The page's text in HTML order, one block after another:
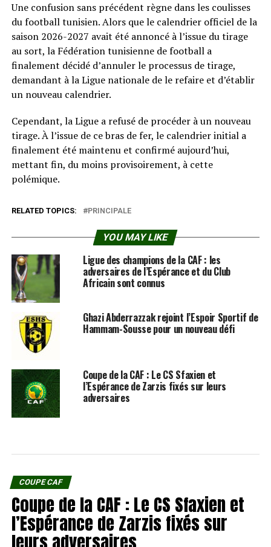
Une confusion sans précédent règne dans les coulisses
du football tunisien. Alors que le calendrier officiel de la
saison 2026-2027 avait été annoncé à l’issue du tirage
au sort, la Fédération tunisienne de football a
finalement décidé d’annuler le processus de tirage,
demandant à la Ligue nationale de le refaire et d’établir
un nouveau calendrier.
Cependant, la Ligue a refusé de procéder à un nouveau
tirage. À l’issue de ce bras de fer, le calendrier initial a
finalement été maintenu et confirmé aujourd’hui,
mettant fin, du moins provisoirement, à cette
polémique.
RELATED TOPICS: PRINCIPALE
YOU MAY LIKE
Ligue des champions de la CAF : les
adversaires de l’Espérance et du Club
Africain sont connus
Ghazi Abderrazzak rejoint l’Espoir Sportif de
Hammam-Sousse pour un nouveau défi
Coupe de la CAF : Le CS Sfaxien et
l’Espérance de Zarzis fixés sur leurs
adversaires
COUPE CAF
Coupe de la CAF : Le CS Sfaxien et
l’Espérance de Zarzis fixés sur